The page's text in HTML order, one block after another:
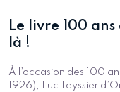
Le livre 100
là !
À l’occasion des 100
1926), Luc Teyssier